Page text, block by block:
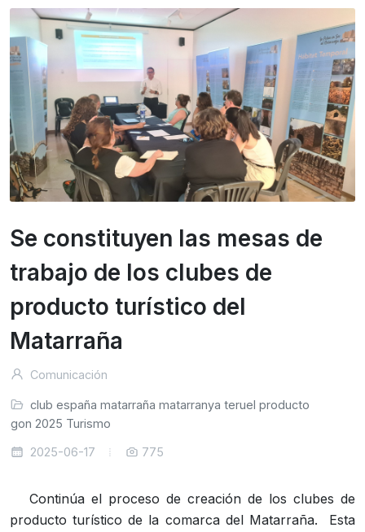
Se constituyen las mesas de
trabajo de los clubes de
producto turístico del
Matarraña
Comunicación
club españa matarraña matarranya teruel producto
2025 Turismo
2025-06-17 775
Continúa el proceso de creación de los clubes de
producto turístico de la comarca del Matarraña. Esta